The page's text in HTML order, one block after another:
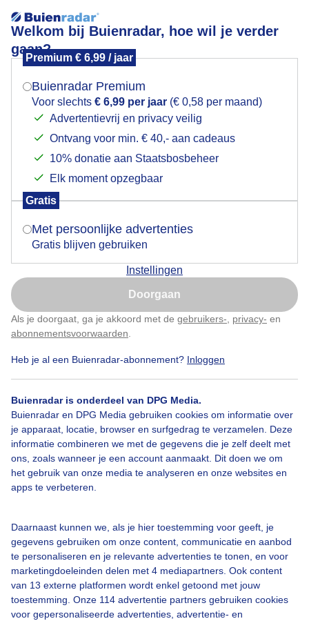
Welkom bij Buienradar, hoe wil je verder
gaan?
Premium € 6,99 / jaar
Buienradar Premium
Voor slechts € 6,99 per jaar (€ 0,58 per maand)
Advertentievrij en privacy veilig
Ontvang voor min. € 40,- aan cadeaus
10% donatie aan Staatsbosbeheer
Elk moment opzegbaar
Gratis
Met persoonlijke advertenties
Gratis blijven gebruiken
Instellingen
Doorgaan
Als je doorgaat, ga je akkoord met de gebruikers- privacy- en
abonnementsvoorwaarden
Heb je al een Buienradar-abonnement? Inloggen
Buienradar is onderdeel van DPG Media.
Buienradar en DPG Media gebruiken cookies om informatie over
je apparaat, locatie, browser en surfgedrag te verzamelen. Deze
informatie combineren we met de gegevens die je zelf deelt met
ons, zoals wanneer je een account aanmaakt. Dit doen we om
het gebruik van onze media te analyseren en onze websites en
apps te verbeteren.
Daarnaast kunnen we, als je hier toestemming voor geeft, je
gegevens gebruiken om onze content, communicatie en aanbod
te personaliseren en je relevante advertenties te tonen, en voor
marketingdoeleinden delen met 4 mediapartners. Ook content
van 13 externe platformen wordt enkel getoond met jouw
toestemming. Onze 114 advertentie partners gebruiken cookies
voor gepersonaliseerde advertenties, advertentie- en
Zonsondergang IJsselmeer Andijk
Door: Henri
1
Bekijk slideshow
Over Buienradar
Mogen we je locatie gebruiken voor het
Indien je hier nog geen akkoord op hebt gegeven,
verschijnt er zo een pop-up uit je browser waarin
Is goed, toon de popup
Nu niet, misschien later
Klik hierom dit aan te passen